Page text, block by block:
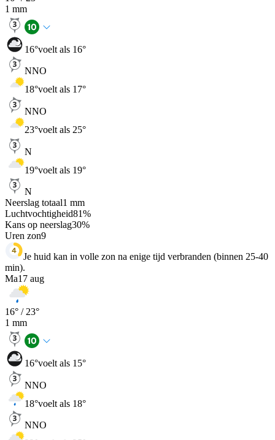
1 mm
16°voelt als 16°
NNO
18°voelt als 17°
NNO
23°voelt als 25°
N
19°voelt als 19°
N
Neerslag totaal1 mm
Luchtvochtigheid81%
Kans op neerslag30%
Uren zon9
Je huid kan in volle zon na enige tijd verbranden (binnen 25-40
min).
Ma17 aug
16° / 23°
1 mm
16°voelt als 15°
NNO
18°voelt als 18°
NNO